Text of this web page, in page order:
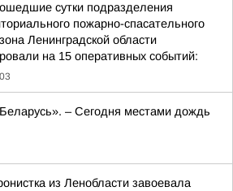
сутки подразделения
пожарно-спасательного
Ленинградской области
на 15 оперативных событий:
– Сегодня местами дождь
из Ленобласти завоевала